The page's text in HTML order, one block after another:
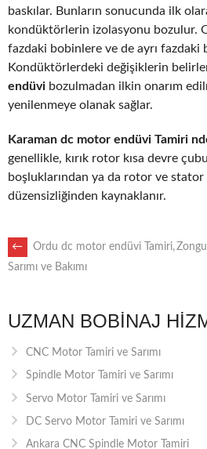
baskılar. Bunların sonucunda ilk
kondüktörlerin izolasyonu bozulur.
fazdaki bobinlere ve de ayrı fazdaki
Kondüktörlerdeki değişiklerin
endüvi bozulmadan ilkin onarım
yenilenmeye olanak sağlar.
Karaman dc motor endüvi Tamiri
genellikle, kırık rotor kısa devre
boşluklarından ya da rotor ve stator
düzensizliğinden kaynaklanır.
POST
←
Ordu dc motor endüvi Tamiri,
Sarımı ve Bakımı
UZMAN BOBINAJ
CNC Motor Tamiri ve Sarımı
Spindle Motor Tamiri ve Sarımı
Servo Motor Tamiri ve Sarımı
DC Servo Motor Tamiri ve Sarımı
Ankara CNC Spindle Motor Tamiri